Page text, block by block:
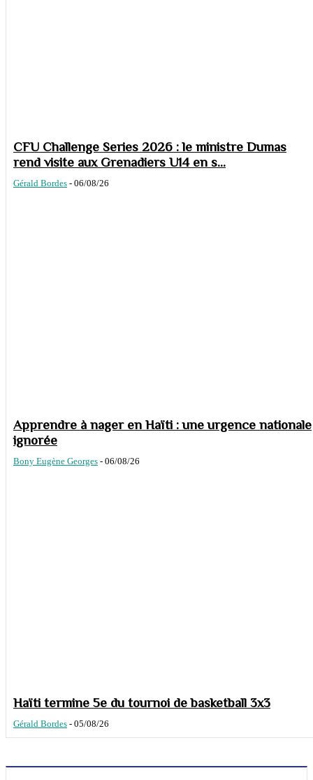
CFU Challenge Series 2026 : le ministre Dumas
rend visite aux Grenadiers U14 en s...
Gérald Bordes - 06/08/26
Apprendre à nager en Haïti : une urgence nationale
ignorée
Bony Eugène Georges - 06/08/26
Haïti termine 5e du tournoi de basketball 3x3
Gérald Bordes - 05/08/26